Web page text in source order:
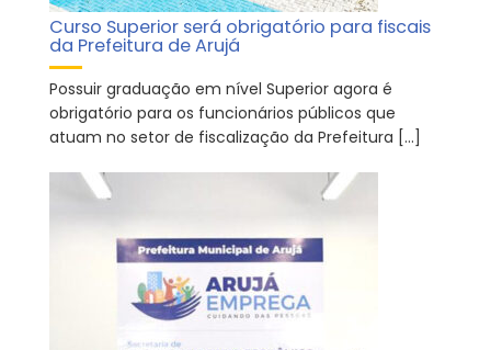
Curso Superior será obrigatório para fiscais
da Prefeitura de Arujá
Possuir graduação em nível Superior agora é
obrigatório para os funcionários públicos que
atuam no setor de fiscalização da Prefeitura […]